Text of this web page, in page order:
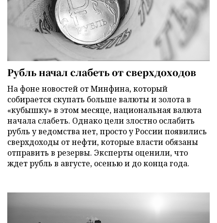
Рубль начал слабеть от сверхдоходов
На фоне новостей от Минфина, который
собирается скупать больше валюты и золота в
«кубышку» в этом месяце, национальная валюта
начала слабеть. Однако цели злостно ослабить
рубль у ведомства нет, просто у России появились
сверхдоходы от нефти, которые власти обязаны
отправить в резервы. Эксперты оценили, что
ждет рубль в августе, осенью и до конца года.